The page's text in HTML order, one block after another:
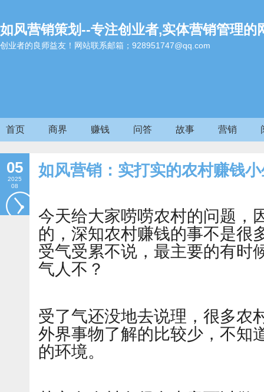
如风营销策划--专注创业者,实体营销管理的
创业者的良师益友！网站联系邮箱；928951747@qq.com
首页 商界 赚钱 问答 故事 营销
05
2025
08
如风营销：实打实的农村赚钱
今天给大家唠唠农村的问题，
的，深知农村赚钱的事不是很
受气受累不说，最主要的有时
气人不？
受了气还没地去说理，很多农
外界事物了解的比较少，不知
的环境。